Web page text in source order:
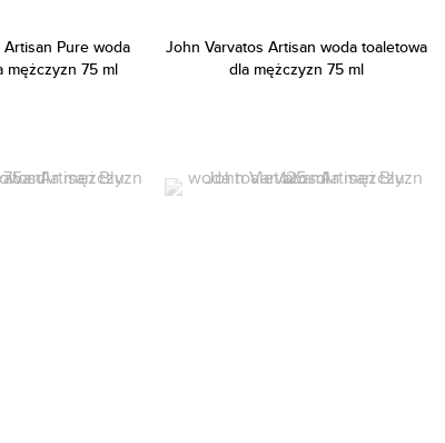
Pure woda
mężczyzn 75 ml
John Varvatos Artisan woda toaletowa
dla mężczyzn 75 ml